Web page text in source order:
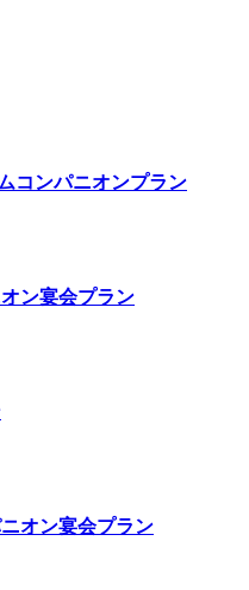
コンパニオンプラン
ン宴会プラン
オン宴会プラン